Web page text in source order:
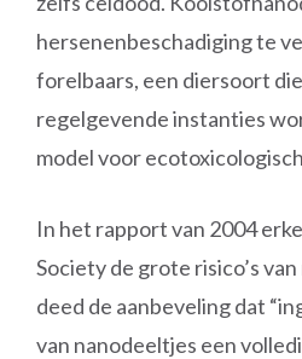
hersenenbeschadiging te
forelbaars, een diersoort
regelgevende instanties
model voor
In het rapport van 2004
Society de grote risico’s
deed de aanbeveling dat
van nanodeeltjes een